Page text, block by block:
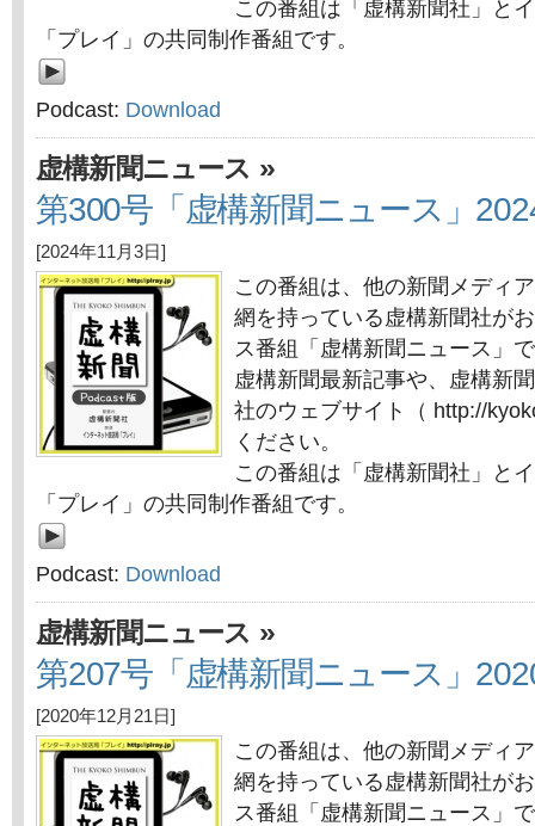
この番組は「虚構新聞社」と
「プレイ」の共同制作番組です。
Podcast: Download
虚構新聞ニュース »
第300号「虚構新聞ニュース」
[2024年11月3日]
この番組は、他の新聞メディ
網を持っている虚構新聞社が
ス番組「虚構新聞ニュース」
虚構新聞最新記事や、虚構新
社のウェブサイト（ http://
ください。
この番組は「虚構新聞社」と
「プレイ」の共同制作番組です。
Podcast: Download
虚構新聞ニュース »
第207号「虚構新聞ニュース」
[2020年12月21日]
この番組は、他の新聞メディ
網を持っている虚構新聞社が
ス番組「虚構新聞ニュース」